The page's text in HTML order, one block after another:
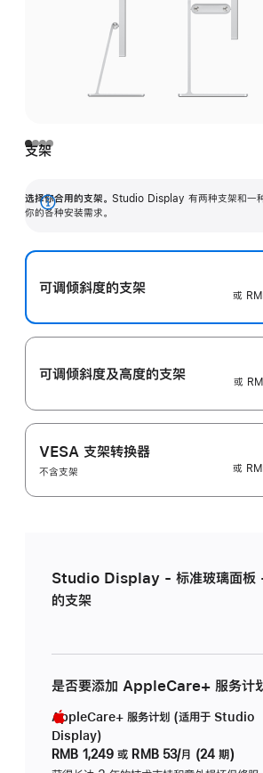
支架
选择你合用的支架。 Studio Display 有两种支架和一种
你的各种安装需求。
展
可调倾斜度的支架
或
可调倾斜度及高‍度的支‍架
或
VESA 支架转换器
不含支架
或
Studio Display - 标准玻璃面板
的支架
是否要添加 AppleCare+ 服务计
AppleCare+ 服务计划 (适用于 Studio
Display)
RMB 1,249 或 RMB 53/月 (24 期)